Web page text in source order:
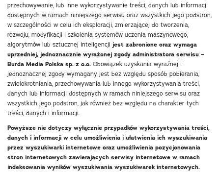
przechowywanie, lub inne wykorzystywanie treści, danych lub informacji
dostępnych w ramach niniejszego serwisu oraz wszystkich jego podstron,
w szczególności w celu ich eksploracji, zmierzającej do tworzenia,
rozwoju, modyfikacji i szkolenia systemów uczenia maszynowego,
algorytmów lub sztucznej inteligencji jest zabronione oraz wymaga
uprzedniej, jednoznacznie wyrażonej zgody administratora serwisu –
Burda Media Polska sp. z o.o. Obowiązek uzyskania wyraźnej i
jednoznacznej zgody wymagany jest bez względu sposób pobierania,
zwielokrotniania, przechowywania lub innego wykorzystywania treści,
danych lub informacji dostępnych w ramach niniejszego serwisu oraz
wszystkich jego podstron, jak również bez względu na charakter tych
treści, danych i informacji.
Powyższe nie dotyczy wyłącznie przypadków wykorzystywania treści,
danych i informacji w celu umożliwienia i ułatwienia ich wyszukiwania
przez wyszukiwarki internetowe oraz umożliwienia pozycjonowania
stron internetowych zawierających serwisy internetowe w ramach
indeksowania wyników wyszukiwania wyszukiwarek internetowych.